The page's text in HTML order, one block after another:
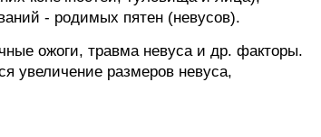
- родимых пятен (невусов).
ожоги, травма невуса и др. факторы.
увеличение размеров невуса,